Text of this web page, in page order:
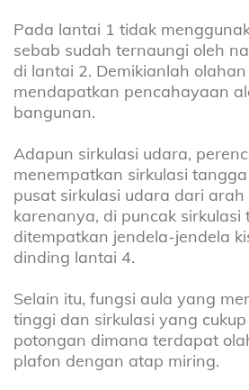
Pada lantai 1 tidak
sebab sudah ternaungi oleh
di lantai 2. Demikianlah
mendapatkan pencahayaan
bangunan.
Adapun sirkulasi udara,
menempatkan sirkulasi
pusat sirkulasi udara dari arah
karenanya, di puncak sirkulasi
ditempatkan jendela-jendela
dinding lantai 4.
Selain itu, fungsi aula yang
tinggi dan sirkulasi yang
potongan dimana terdapat
plafon dengan atap miring.